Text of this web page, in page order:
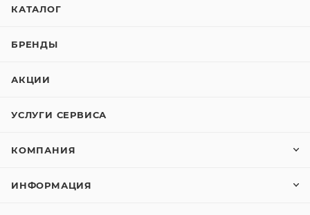
КАТАЛОГ
БРЕНДЫ
АКЦИИ
УСЛУГИ СЕРВИСА
КОМПАНИЯ
ИНФОРМАЦИЯ